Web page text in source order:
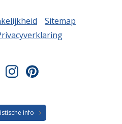
Sitemap
info